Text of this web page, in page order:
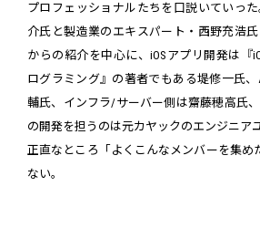
プロフェッショナルたちを口説いていっ
介氏と製造業のエキスパート・西野充浩
からの紹介を中心に、iOSアプリ開発は『
ログラミング』の著者でもある堤修一氏
輔氏、インフラ/サーバー側は齋藤穂高氏
の開発を担うのは元カヤックのエンジニアユ
正直なところ「よくこんなメンバーを集め
ない。